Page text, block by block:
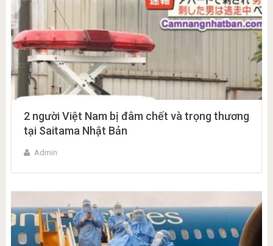
2 người Việt Nam bị đâm chết và trọng thương
tại Saitama Nhật Bản
Admin